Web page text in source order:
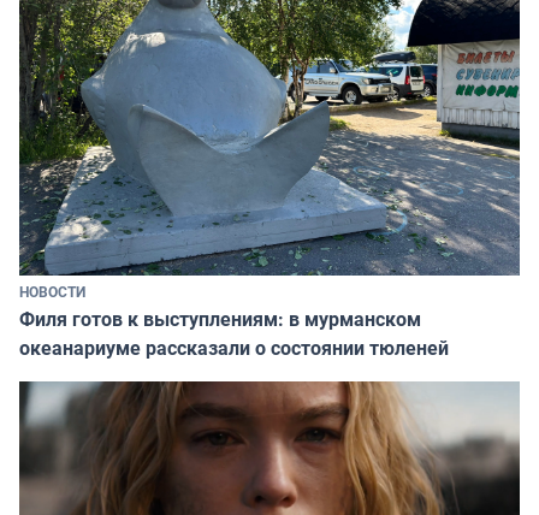
НОВОСТИ
Филя готов к выступлениям: в мурманском
океанариуме рассказали о состоянии тюленей